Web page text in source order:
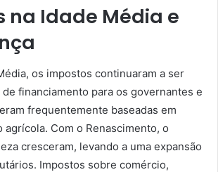
na Idade Média e
os impostos continuaram a ser
financiamento para os governantes e
frequentemente baseadas em
Com o Renascimento, o
cresceram, levando a uma expansão
Impostos sobre comércio,